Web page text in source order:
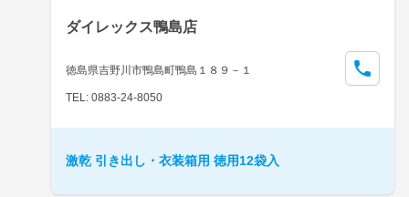
ダイレックス鴨島店
徳島県吉野川市鴨島町鴨島１８９－１
TEL: 0883-24-8050
激乾 引き出し・衣装箱用 徳用12袋入